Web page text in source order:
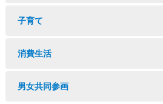
子育て
消費生活
男女共同参画